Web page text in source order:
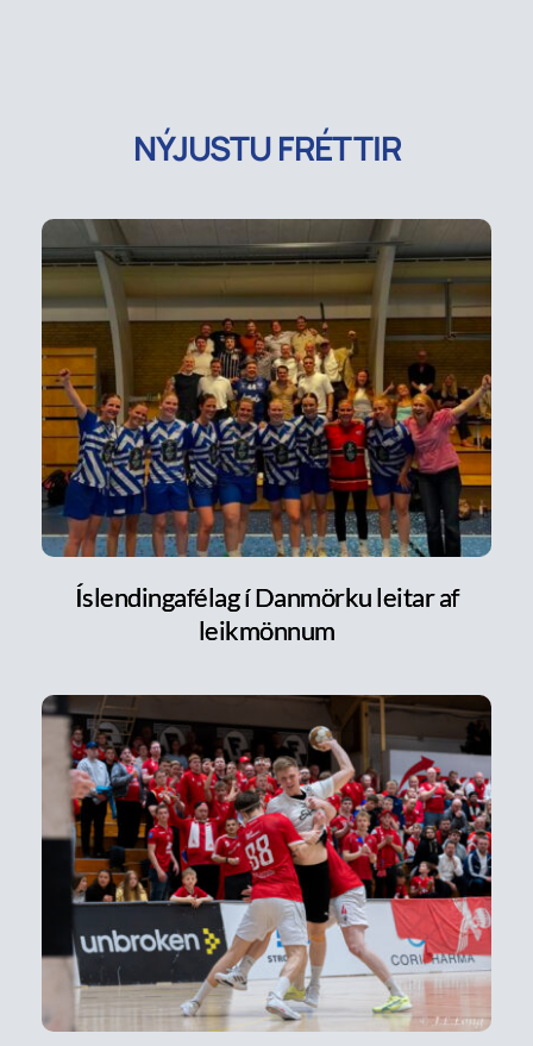
NÝJUSTU FRÉTTIR
Íslendingafélag í Danmörku leitar af
leikmönnum